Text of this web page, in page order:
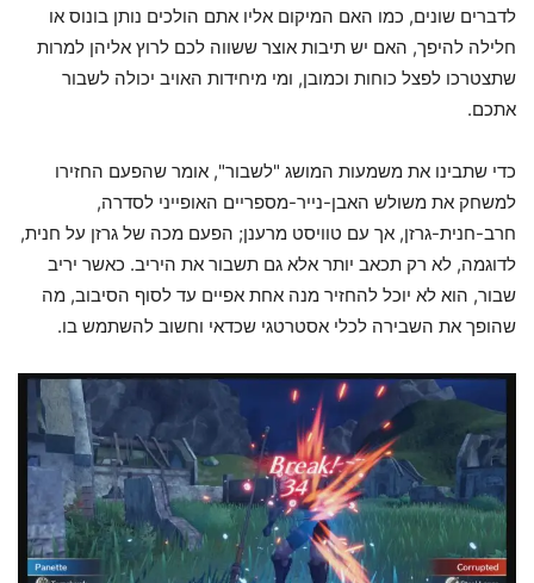
לדברים שונים, כמו האם המיקום אליו אתם הולכים נותן בונוס או
חלילה להיפך, האם יש תיבות אוצר ששווה לכם לרוץ אליהן למרות
שתצטרכו לפצל כוחות וכמובן, ומי מיחידות האויב יכולה לשבור
אתכם.
כדי שתבינו את משמעות המושג "לשבור", אומר שהפעם החזירו
למשחק את משולש האבן-נייר-מספריים האופייני לסדרה,
חרב-חנית-גרזן, אך עם טוויסט מרענן; הפעם מכה של גרזן על חנית,
לדוגמה, לא רק תכאב יותר אלא גם תשבור את היריב. כאשר יריב
שבור, הוא לא יוכל להחזיר מנה אחת אפיים עד לסוף הסיבוב, מה
שהופך את השבירה לכלי אסטרטגי שכדאי וחשוב להשתמש בו.